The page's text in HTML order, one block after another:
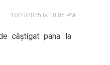
10/11/2025 la 10:05 PM
câștigat pana la